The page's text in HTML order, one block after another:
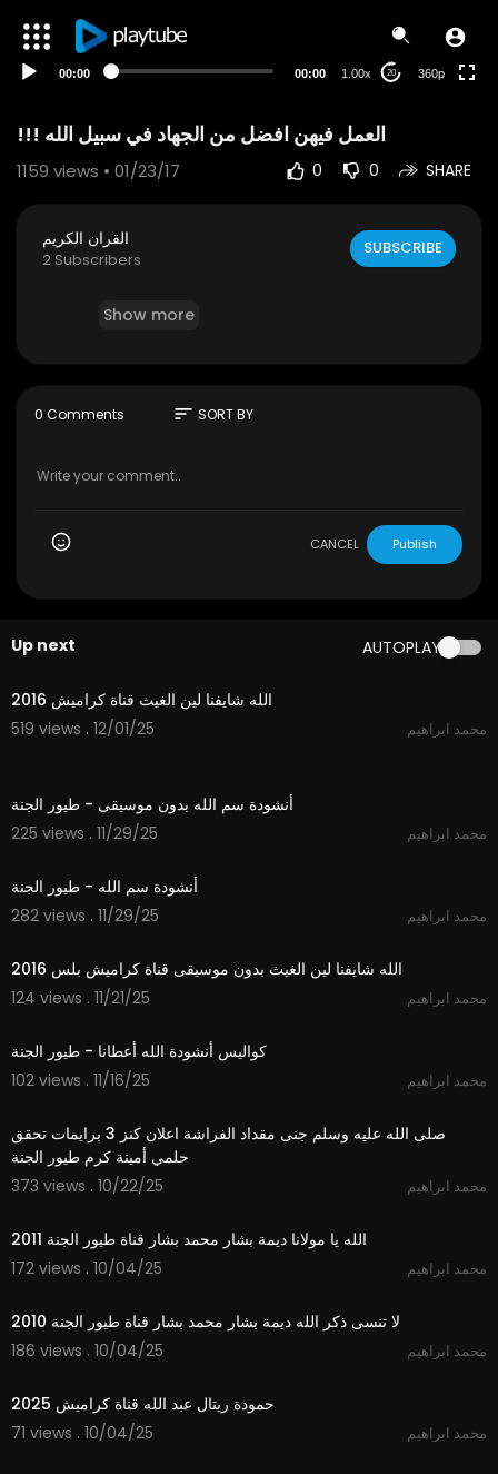
00:00 00:00 1.00x 20 360p
1159 views • 01/23/17 0 0 SHARE
القران الكريم
2 Subscribers
SUBSCRIBE
Show more
0 Comments sort SORT BY
CANCEL Publish
Up next AUTOPLAY
3:53
الله شايفنا لين الغيث قناة كراميش 2016
519 views . 12/01/25
محمد ابراهيم
أنشودة سم الله بدون موسيقى - طيور الجنة
225 views . 11/29/25
محمد ابراهيم
أنشودة سم الله - طيور الجنة
282 views . 11/29/25
محمد ابراهيم
الله شايفنا لين الغيث بدون موسيقى قناة كراميش بلس 2016
124 views . 11/21/25
محمد ابراهيم
كواليس أنشودة الله أعطانا - طيور الجنة
102 views . 11/16/25
محمد ابراهيم
صلى الله عليه وسلم جنى مقداد الفراشة اعلان كنز 3 برايمات تحقق
حلمي أمينة كرم طيور الجنة
373 views . 10/22/25
محمد ابراهيم
الله يا مولانا ديمة بشار محمد بشار قناة طيور الجنة 2011
172 views . 10/04/25
محمد ابراهيم
لا تنسى ذكر الله ديمة بشار محمد بشار قناة طيور الجنة 2010
186 views . 10/04/25
محمد ابراهيم
حمودة ريتال عبد الله قناة كراميش 2025
71 views . 10/04/25
محمد ابراهيم